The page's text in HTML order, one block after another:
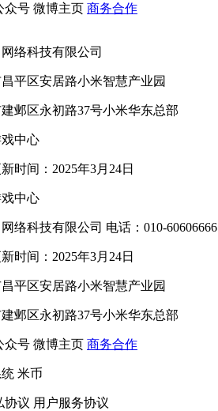
众号 微博主页 商务合作
络科技有限公司
平区安居路小米智慧产业园
邺区永初路37号小米华东总部
中心
时间：2025年3月24日
中心
络科技有限公司 电话：010-60606666
时间：2025年3月24日
平区安居路小米智慧产业园
邺区永初路37号小米华东总部
众号 微博主页 商务合作
米币
协议 用户服务协议